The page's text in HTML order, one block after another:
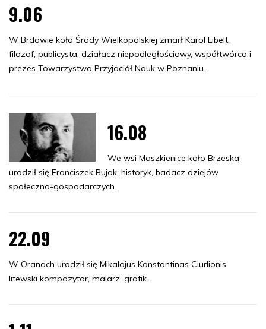
9.06
W Brdowie koło Środy Wielkopolskiej zmarł Karol Libelt,
filozof, publicysta, działacz niepodległościowy, współtwórca i
prezes Towarzystwa Przyjaciół Nauk w Poznaniu.
16.08
We wsi Maszkienice koło Brzeska
urodził się Franciszek Bujak, historyk, badacz dziejów
społeczno-gospodarczych.
22.09
W Oranach urodził się Mikalojus Konstantinas Ciurlionis,
litewski kompozytor, malarz, grafik.